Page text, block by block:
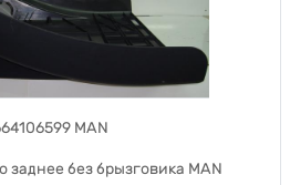
MAN
заднее без брызговика MAN